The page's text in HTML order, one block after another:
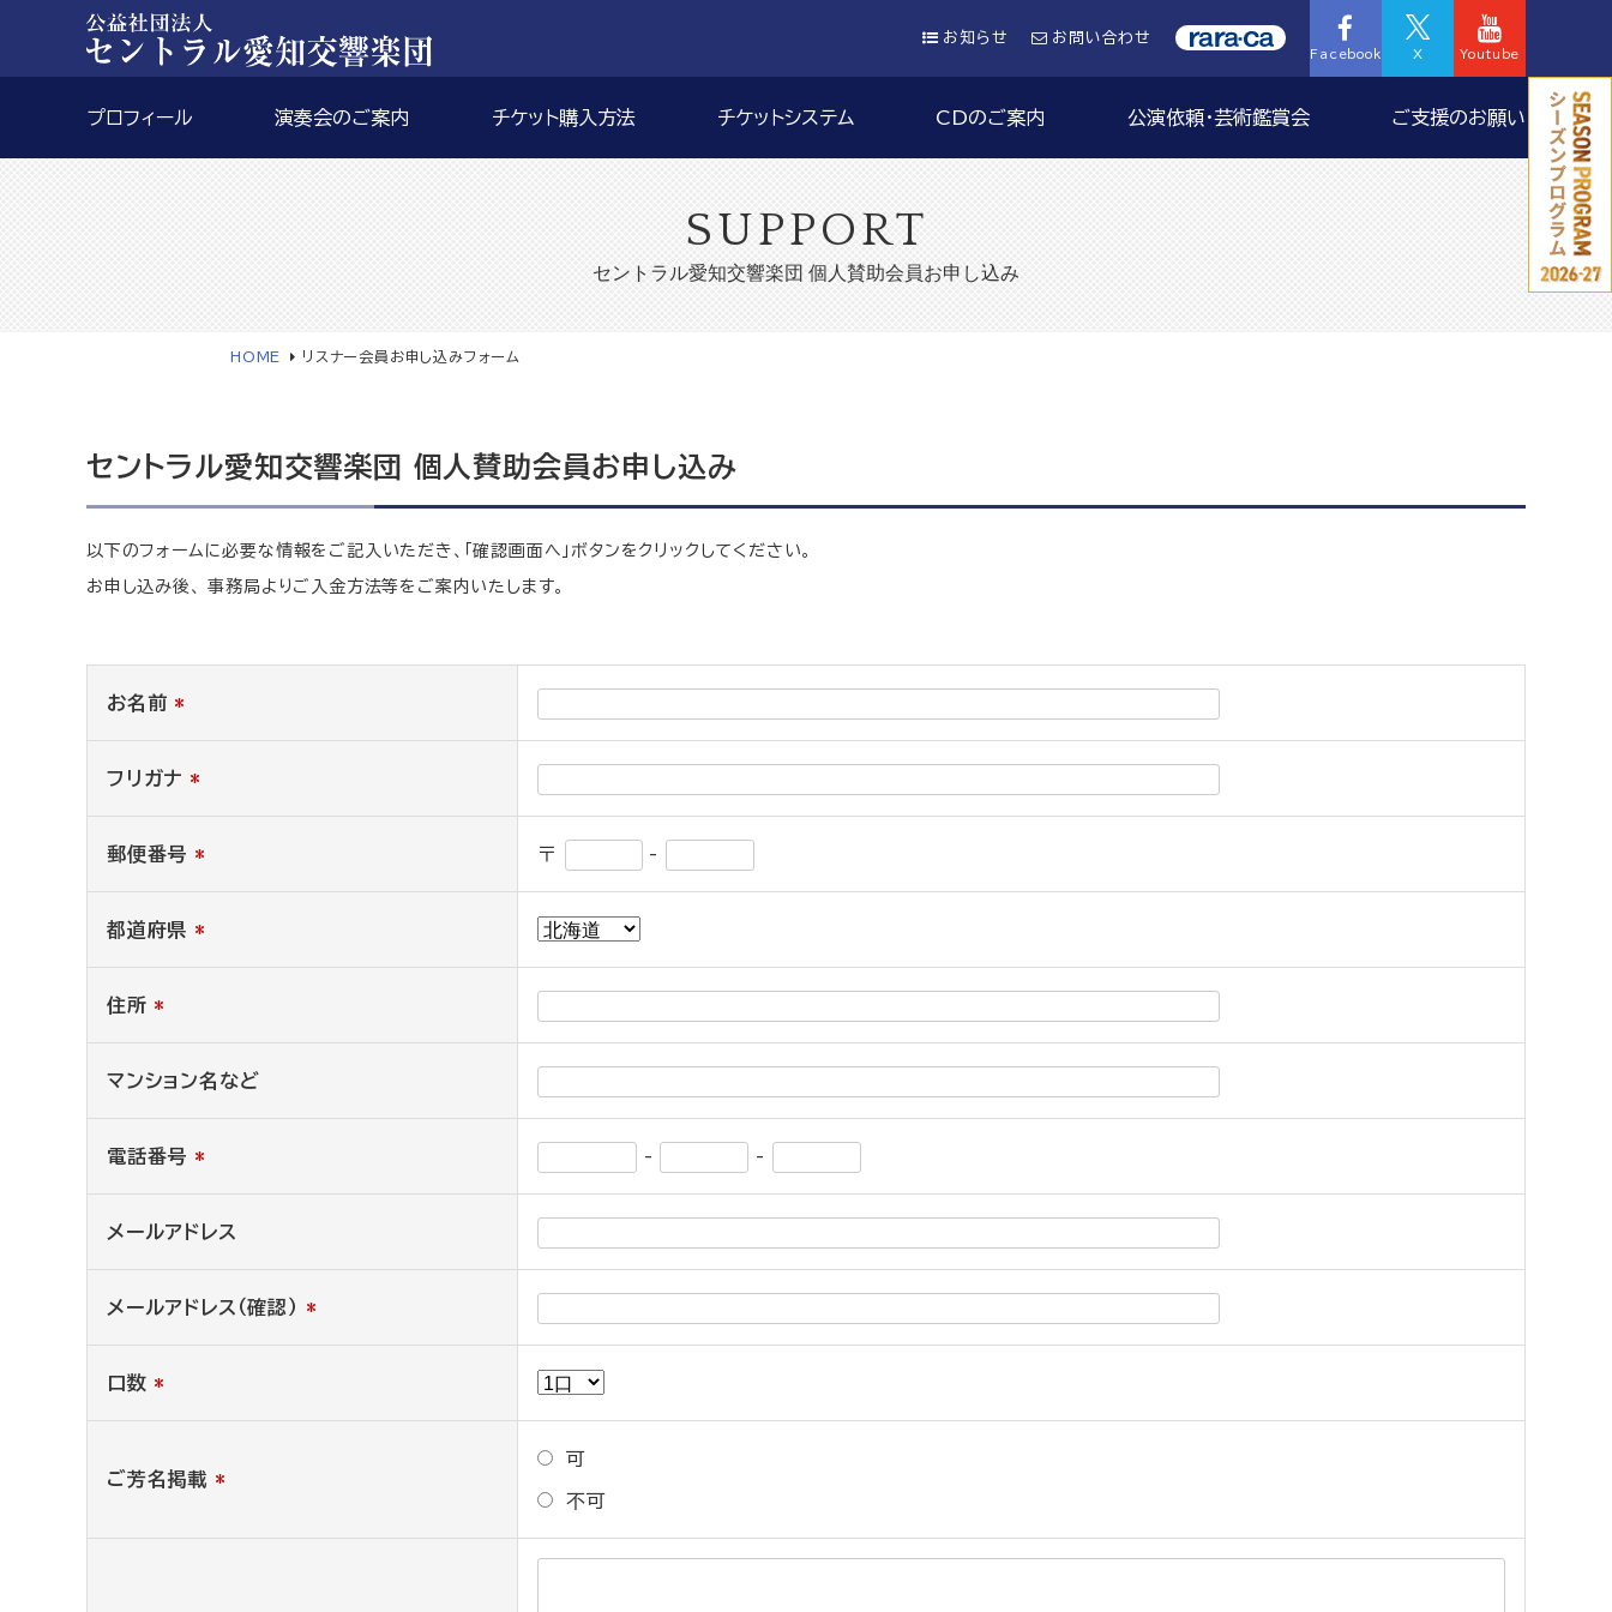
お知らせ お問い合わせ
Facebook X Youtube
プロフィール 演奏会のご案内 チケット購入方法 チケットシステム CDのご案内 公演依頼・芸術鑑賞会 ご支援のお願い
SUPPORT
セントラル愛知交響楽団 個人賛助会員お申し込み
HOME リスナー会員お申し込みフォーム
セントラル愛知交響楽団 個人賛助会員お申し込み
以下のフォームに必要な情報をご記入いただき、「確認画面へ」ボタンをクリックしてください。
お申し込み後、 事務局よりご入金方法等をご案内いたします。
お名前 *
フリガナ *
郵便番号 * 〒 -
都道府県 *
住所 *
マンション名など
電話番号 * - -
メールアドレス
メールアドレス（確認） *
口数 *
ご芳名掲載 *
可
不可